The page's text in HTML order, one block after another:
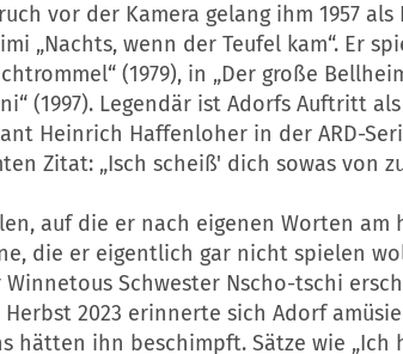
vor der Kamera gelang ihm 1957
„Nachts, wenn der Teufel kam“. Er
(1979), in „Der große
(1997). Legendär ist Adorfs Auftritt
Heinrich Haffenloher in der ARD-
Zitat: „Isch scheiß' dich sowas von
auf die er nach eigenen Worten am
die er eigentlich gar nicht spielen
Winnetous Schwester Nscho-tschi
2023 erinnerte sich Adorf
hätten ihn beschimpft. Sätze wie „Ich